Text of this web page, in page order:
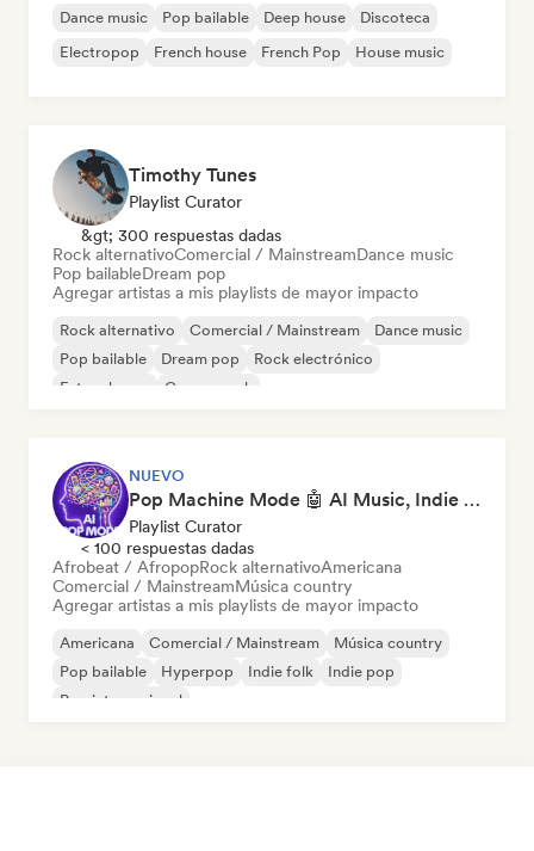
Dance music Pop bailable Deep house
Discoteca
Electropop
French house French Pop House music
Timothy Tunes
Playlist Curator
&gt; 300 respuestas dadas
Rock alternativoComercial / MainstreamDance music
Pop bailableDream pop
Agregar artistas a mis playlists de mayor impacto
Rock alternativo Comercial / Mainstream
Dance music
Pop bailable
Dream pop
Rock electrónico
Future house
Garage rock
NUEVO
Pop Machine Mode 🤖 AI Music, Indie Pop & Dream Pop
Playlist Curator
< 100 respuestas dadas
Afrobeat / AfropopRock alternativoAmericana
Comercial / MainstreamMúsica country
Agregar artistas a mis playlists de mayor impacto
Americana Comercial / Mainstream
Música country
Pop bailable
Hyperpop Indie folk
Indie pop
Pop internacional